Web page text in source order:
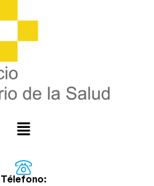
Télefono: